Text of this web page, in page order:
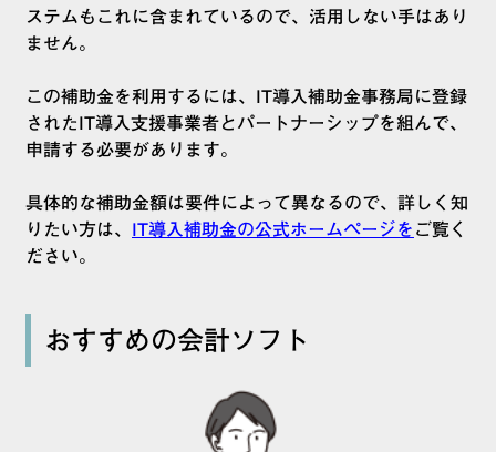
ステムもこれに含まれているので、活用しない手はあり
ません。
この補助金を利用するには、IT導入補助金事務局に登録
されたIT導入支援事業者とパートナーシップを組んで、
申請する必要があります。
具体的な補助金額は要件によって異なるので、詳しく知
りたい方は、 IT導入補助金の公式ホームページを ご覧く
ださい。
おすすめの会計ソフト